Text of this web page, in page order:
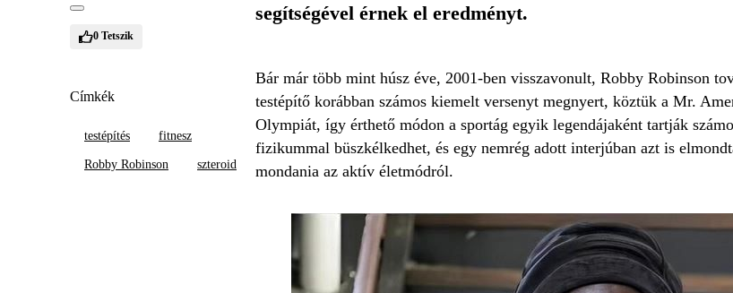
0 Tetszik
Címkék
testépítés fitnesz
Robby Robinson szteroid
segítségével érnek el eredményt.
Bár már több mint húsz éve, 2001-ben visszavonult, Robby Robinson
testépítő korábban számos kiemelt versenyt megnyert, köztük a Mr.
Olympiát, így érthető módon a sportág egyik legendájaként tartják
fizikummal büszkélkedhet, és egy nemrég adott interjúban azt is
mondania az aktív életmódról.